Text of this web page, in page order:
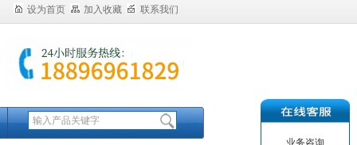
设为首页 加入收藏 联系我们
业务咨询